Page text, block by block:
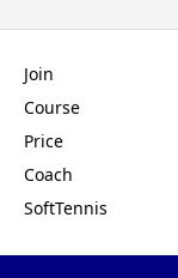
Join
Course
Price
Coach
SoftTennis